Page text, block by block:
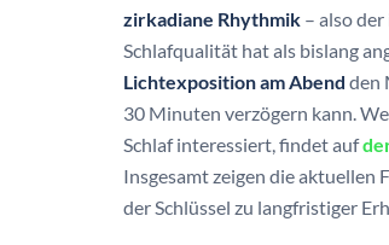
zirkadiane Rhythmik – also
Schlafqualität hat als bislang
Lichtexposition am Abend den
30 Minuten verzögern kann.
Schlaf interessiert, findet auf
Insgesamt zeigen die aktuellen
der Schlüssel zu langfristiger